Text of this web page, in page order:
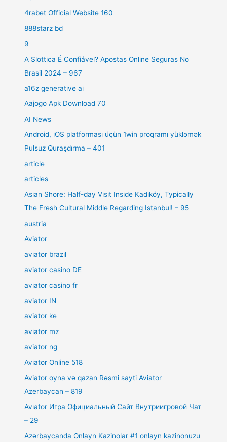
4rabet Official Website 160
888starz bd
9
A Slottica É Confiável? Apostas Online Seguras No
Brasil 2024 – 967
a16z generative ai
Aajogo Apk Download 70
AI News
Android, iOS platforması üçün 1win proqramı yükləmək
Pulsuz Quraşdırma – 401
article
articles
Asian Shore: Half-day Visit Inside Kadiköy, Typically
The Fresh Cultural Middle Regarding Istanbul! – 95
austria
Aviator
aviator brazil
aviator casino DE
aviator casino fr
aviator IN
aviator ke
aviator mz
aviator ng
Aviator Online 518
Aviator oyna və qazan Rəsmi sayti Aviator
Azerbaycan – 819
Aviator Игра Официальный Сайт Внутриигровой Чат
– 29
Azərbaycanda Onlayn Kazinolar #1 onlayn kazinonuzu